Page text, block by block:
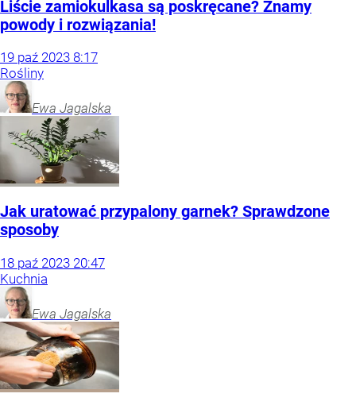
Liście zamiokulkasa są poskręcane? Znamy
powody i rozwiązania!
19 paź 2023 8:17
Rośliny
Ewa Jagalska
Jak uratować przypalony garnek? Sprawdzone
sposoby
18 paź 2023 20:47
Kuchnia
Ewa Jagalska